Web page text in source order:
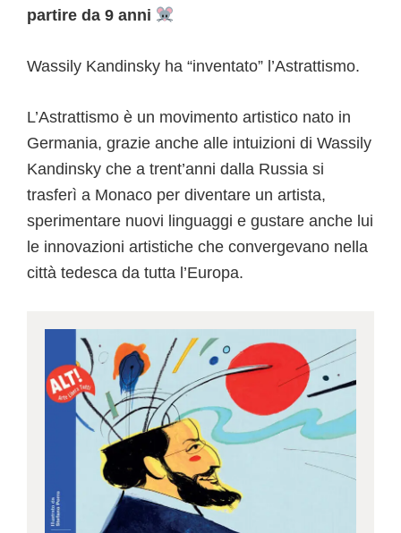
partire da 9 anni
Wassily Kandinsky ha “inventato” l’Astrattismo.
L’Astrattismo è un movimento artistico nato in
Germania, grazie anche alle intuizioni di Wassily
Kandinsky che a trent’anni dalla Russia si
trasferì a Monaco per diventare un artista,
sperimentare nuovi linguaggi e gustare anche lui
le innovazioni artistiche che convergevano nella
città tedesca da tutta l’Europa.